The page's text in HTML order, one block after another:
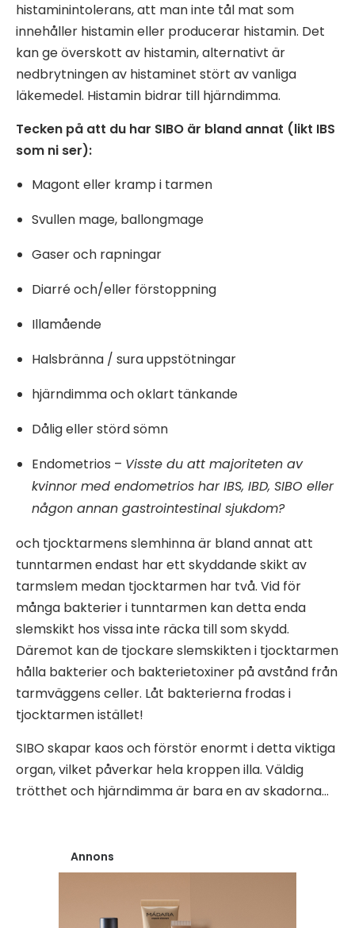
histaminintolerans, att man inte tål mat som
innehåller histamin eller producerar histamin. Det
kan ge överskott av histamin, alternativt är
nedbrytningen av histaminet stört av vanliga
läkemedel. Histamin bidrar till hjärndimma.
Tecken på att du har SIBO är bland annat (likt IBS
som ni ser):
Magont eller kramp i tarmen
Svullen mage, ballongmage
Gaser och rapningar
Diarré och/eller förstoppning
Illamående
Halsbränna / sura uppstötningar
hjärndimma och oklart tänkande
Dålig eller störd sömn
Endometrios – Visste du att majoriteten av
kvinnor med endometrios har IBS, IBD, SIBO eller
någon annan gastrointestinal sjukdom?
och tjocktarmens slemhinna är bland annat att
tunntarmen endast har ett skyddande skikt av
tarmslem medan tjocktarmen har två. Vid för
många bakterier i tunntarmen kan detta enda
slemskikt hos vissa inte räcka till som skydd.
Däremot kan de tjockare slemskikten i tjocktarmen
hålla bakterier och bakterietoxiner på avstånd från
tarmväggens celler. Låt bakterierna frodas i
tjocktarmen istället!
SIBO skapar kaos och förstör enormt i detta viktiga
organ, vilket påverkar hela kroppen illa. Väldig
trötthet och hjärndimma är bara en av skadorna…
Annons